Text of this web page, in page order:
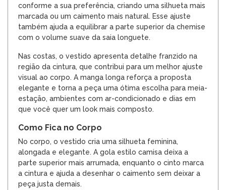
conforme a sua preferência, criando uma silhueta mais
marcada ou um caimento mais natural. Esse ajuste
também ajuda a equilibrar a parte superior da chemise
com o volume suave da saia longuete.
Nas costas, o vestido apresenta detalhe franzido na
região da cintura, que contribui para um melhor ajuste
visual ao corpo. A manga longa reforça a proposta
elegante e torna a peça uma ótima escolha para meia-
estação, ambientes com ar-condicionado e dias em
que você quer um look mais composto.
Como Fica no Corpo
No corpo, o vestido cria uma silhueta feminina,
alongada e elegante. A gola estilo camisa deixa a
parte superior mais arrumada, enquanto o cinto marca
a cintura e ajuda a desenhar o caimento sem deixar a
peça justa demais.